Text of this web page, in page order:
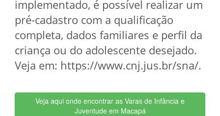
implementado, é possível realizar um
pré-cadastro com a qualificação
completa, dados familiares e perfil da
criança ou do adolescente desejado.
Veja em: https://www.cnj.jus.br/sna/.
Veja aqui onde encontrar as Varas de Infância e
Juventude em Macapá